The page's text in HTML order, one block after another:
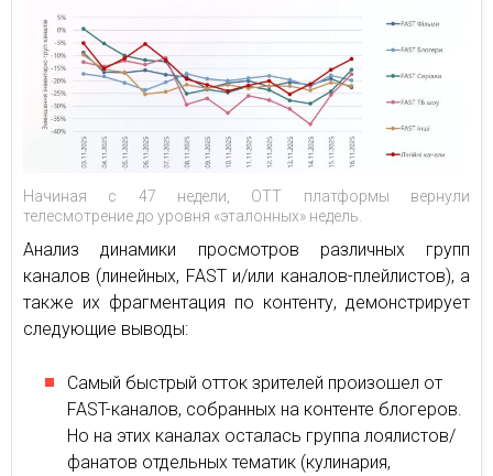
Начиная с 47 недели, ОТТ платформы вернули
телесмотрение до уровня «эталонных» недель.
Анализ динамики просмотров различных групп
каналов (линейных, FAST и/или каналов-плейлистов), а
также их фрагментация по контенту, демонстрирует
следующие выводы:
Самый быстрый отток зрителей произошел от
FAST-каналов, собранных на контенте блогеров.
Но на этих каналах осталась группа лоялистов/
фанатов отдельных тематик (кулинария,